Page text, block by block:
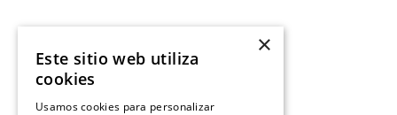
×
Este sitio web utiliza
cookies
Usamos cookies para personalizar